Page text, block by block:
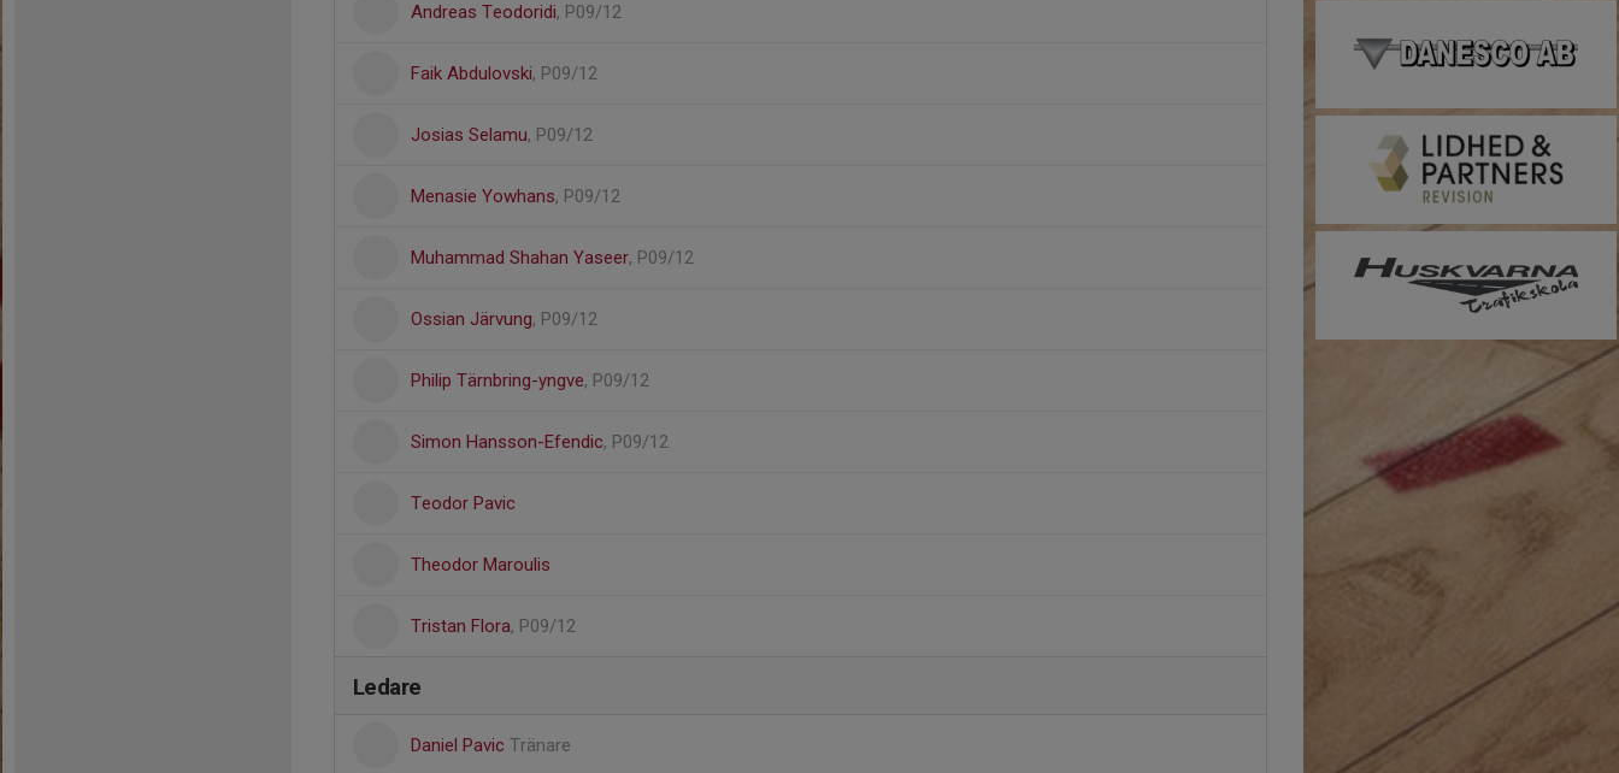
Andreas Teodoridi, P09/12
Faik Abdulovski, P09/12
Josias Selamu, P09/12
Menasie Yowhans, P09/12
Muhammad Shahan Yaseer, P09/12
Ossian Järvung, P09/12
Philip Tärnbring-yngve, P09/12
Simon Hansson-Efendic, P09/12
Teodor Pavic
Theodor Maroulis
Tristan Flora, P09/12
Ledare
Daniel Pavic Tränare